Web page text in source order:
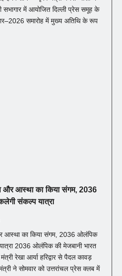
में आयोजित दिल्ली प्रेस समूह के
समारोह में मुख्य अतिथि के रूप
और आस्था का किया संगम, 2036
संकल्प यात्रा
आस्था का किया संगम, 2036 ओलंपिक
2036 ओलंपिक की मेजबानी भारत
रेखा आर्या हरिद्वार से पैदल कावड़
ने सोमवार को उत्तरांचल प्रेस क्लब में